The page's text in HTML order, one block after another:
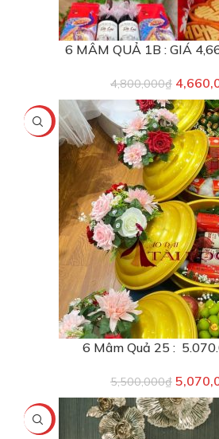
6 MÂM QUẢ 1B : GIÁ
4,800,000₫
-8%
6 Mâm Quả 25 :
5,500,000₫
-4%